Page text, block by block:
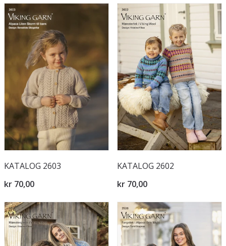
KATALOG 2603
kr 70,00
KATALOG 2602
kr 70,00